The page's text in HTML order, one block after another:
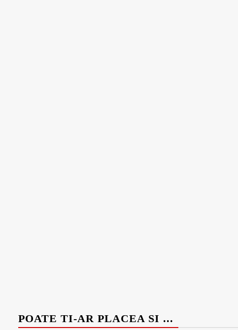
POATE TI-AR PLACEA SI ...